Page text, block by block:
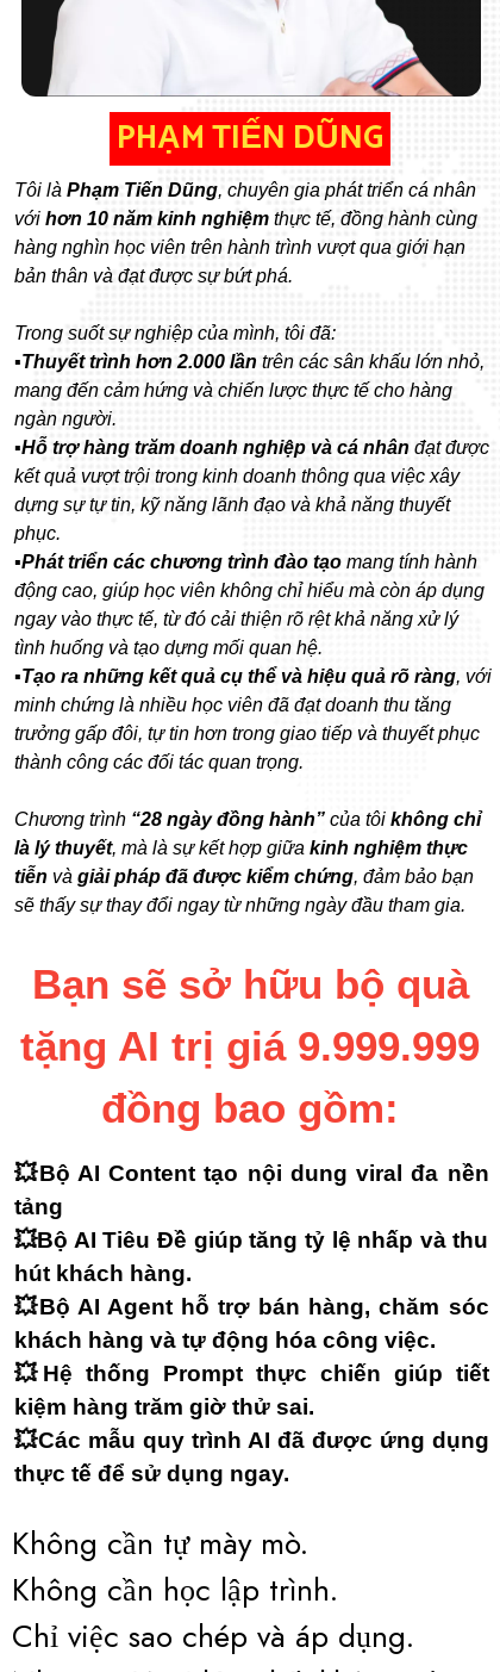
Tôi là Phạm Tiến Dũng, chuyên gia phát triển cá nhân
với hơn 10 năm kinh nghiệmthực tế, đồng hành cùng
hàng nghìn học viên trên hành trình vượt qua giới hạn
bản thân và đạt được sự bứt phá.
Trong suốt sự nghiệp của mình, tôi đã:
▪️Thuyết trình hơn 2.000 lần trên các sân khấu lớn nhỏ,
mang đến cảm hứng và chiến lược thực tế cho hàng
ngàn người.
▪️Hỗ trợ hàng trăm doanh nghiệp và cá nhân đạt được
kết quả vượt trội trong kinh doanh thông qua việc xây
dựng sự tự tin, kỹ năng lãnh đạo và khả năng thuyết
phục.
▪️Phát triển các chương trình đào tạo mang tính hành
động cao, giúp học viên không chỉ hiểu mà còn áp dụng
ngay vào thực tế, từ đó cải thiện rõ rệt khả năng xử lý
tình huống và tạo dựng mối quan hệ.
▪️Tạo ra những kết quả cụ thể và hiệu quả rõ ràng, với
minh chứng là nhiều học viên đã đạt doanh thu tăng
trưởng gấp đôi, tự tin hơn trong giao tiếp và thuyết phục
thành công các đối tác quan trọng.
Chương trình “28 ngày đồng hành”của tôi không chỉ
là lý thuyết, mà là sự kết hợp giữa kinh nghiệm thực
tiễn và giải pháp đã được kiểm chứng, đảm bảo bạn
sẽ thấy sự thay đổi ngay từ những ngày đầu tham gia.
PHẠM TIẾN DŨNG
Bạn sẽ sở hữu bộ quà
tặng AI trị giá 9.999.999
đồng bao gồm:
💥Bộ AI Content tạo nội dung viral đa nền
tảng
💥Bộ AI Tiêu Đề giúp tăng tỷ lệ nhấp và thu
hút khách hàng.
💥Bộ AI Agent hỗ trợ bán hàng, chăm sóc
khách hàng và tự động hóa công việc.
💥Hệ thống Prompt thực chiến giúp tiết
kiệm hàng trăm giờ thử sai.
💥Các mẫu quy trình AI đã được ứng dụng
thực tế để sử dụng ngay.
Không cần tự mày mò.
Không cần học lập trình.
Chỉ việc sao chép và áp dụng.